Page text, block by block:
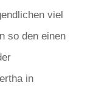
viel
so den einen
in